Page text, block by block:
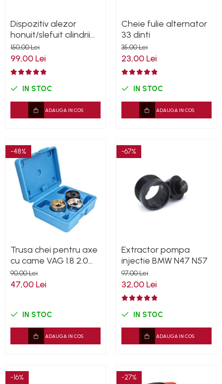
Dispozitiv alezor
honuit/slefuit cilindrii
51-177mm
150,00 Lei
99,00 Lei
IN STOC
ADAUGA IN COS
Cheie fulie alternator
33 dinti
35,00 Lei
23,00 Lei
IN STOC
ADAUGA IN COS
-48%
Trusa chei pentru axe
cu came VAG 1.8 2.0
TSI TFSI
90,00 Lei
47,00 Lei
IN STOC
ADAUGA IN COS
-67%
Extractor pompa
injectie BMW N47 N57
97,00 Lei
32,00 Lei
IN STOC
ADAUGA IN COS
-16% -27%